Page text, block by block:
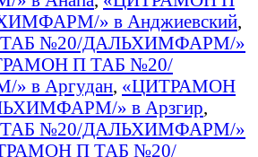
» в Анджиевский,
№20/ДАЛЬХИМФАРМ/»
П ТАБ №20/
в Аргудан, «ЦИТРАМОН
» в Арзгир,
№20/ДАЛЬХИМФАРМ/»
П ТАБ №20/